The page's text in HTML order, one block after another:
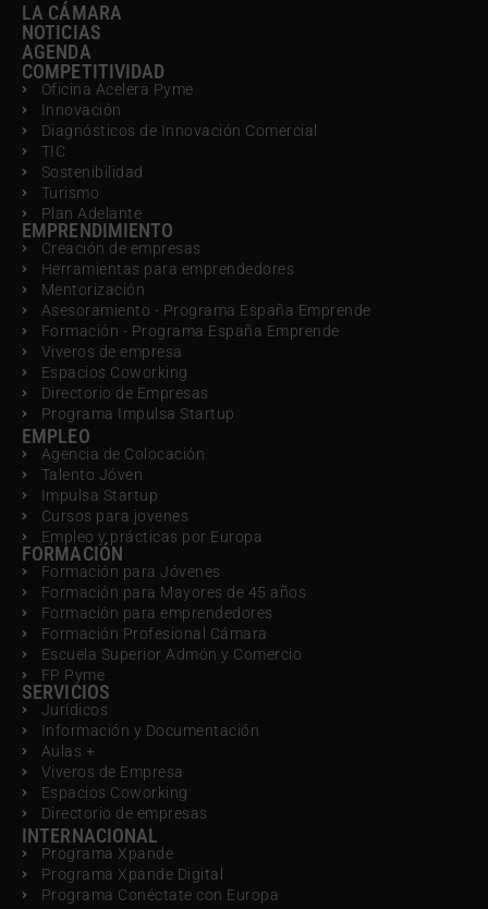
LA CÁMARA
NOTICIAS
AGENDA
COMPETITIVIDAD
Oficina Acelera Pyme
Innovación
Diagnósticos de Innovación Comercial
TIC
Sostenibilidad
Turismo
Plan Adelante
EMPRENDIMIENTO
Creación de empresas
Herramientas para emprendedores
Mentorización
Asesoramiento - Programa España Emprende
Formación - Programa España Emprende
Viveros de empresa
Espacios Coworking
Directorio de Empresas
Programa Impulsa Startup
EMPLEO
Agencia de Colocación
Talento Jóven
Impulsa Startup
Cursos para jovenes
Empleo y prácticas por Europa
FORMACIÓN
Formación para Jóvenes
Formación para Mayores de 45 años
Formación para emprendedores
Formación Profesional Cámara
Escuela Superior Admón y Comercio
FP Pyme
SERVICIOS
Jurídicos
Información y Documentación
Aulas +
Viveros de Empresa
Espacios Coworking
Directorio de empresas
INTERNACIONAL
Programa Xpande
Programa Xpande Digital
Programa Conéctate con Europa